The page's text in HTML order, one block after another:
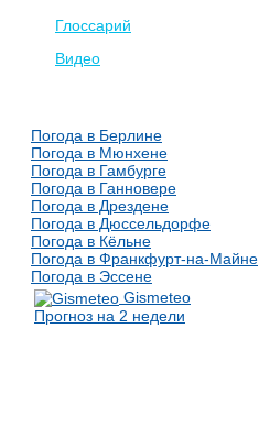
Глоссарий
Видео
Погода в Берлине
Погода в Мюнхене
Погода в Гамбурге
Погода в Ганновере
Погода в Дрездене
Погода в Дюссельдорфе
Погода в Кёльне
Погода в Франкфурт-на-Майне
Погода в Эссене
Gismeteo
Прогноз на 2 недели